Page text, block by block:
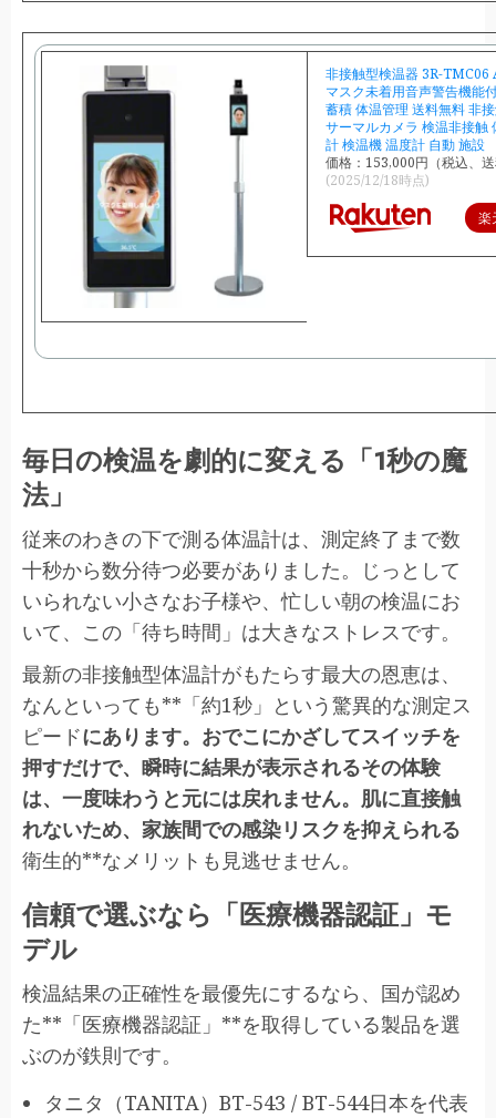
非接触型検温器 3R-TMC06
マスク未着用音声警告機能
蓄積 体温管理 送料無料 非
サーマルカメラ 検温非接触
計 検温機 温度計 自動 施設
価格：153,000円（税込、
(2025/12/18時点)
楽
毎日の検温を劇的に変える「1秒の魔
法」
従来のわきの下で測る体温計は、測定終了まで数
十秒から数分待つ必要がありました。じっとして
いられない小さなお子様や、忙しい朝の検温にお
いて、この「待ち時間」は大きなストレスです。
最新の非接触型体温計がもたらす最大の恩恵は、
なんといっても**「約1秒」という驚異的な測定ス
ピードにあります。おでこにかざしてスイッチを
押すだけで、瞬時に結果が表示されるその体験
は、一度味わうと元には戻れません。肌に直接触
れないため、家族間での感染リスクを抑えられる
衛生的**なメリットも見逃せません。
信頼で選ぶなら「医療機器認証」モ
デル
検温結果の正確性を最優先にするなら、国が認め
た**「医療機器認証」**を取得している製品を選
ぶのが鉄則です。
タニタ（TANITA）BT-543 / BT-544日本を代表